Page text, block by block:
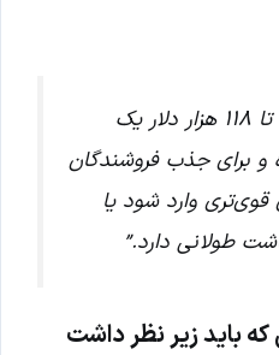
“ساختار قیمتی بین ۱۰۶ تا ۱۱۸ هزار دلار یک
برای جذب فروشندگان
وارد شود یا
طولانی دارد.”
باید زیر نظر داشت